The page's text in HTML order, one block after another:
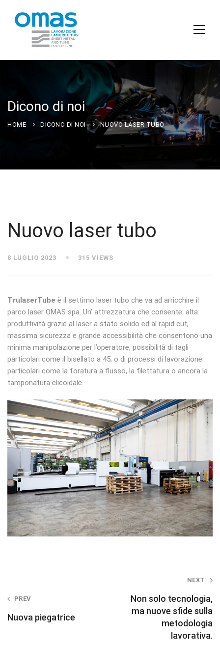
Dicono di noi
HOME DICONO DI NOI NUOVO LASER TUBO
Nuovo laser tubo
8 LUGLIO 2023 315 VIEWS
TrulaserTube è il settimo laser tubo che va ad arricchire il
parco laser OMAS spa. Un’ attrezzatura che consente: alta
produttività grazie al laser a stato solido ed al rapid cut,
massima sicurezza e grande accessibilità che consentono una
minima manipolazione per l’operatore, possibilità di tagli
particolari come il bisellato a 45, o di processi di lavorazione
particolari come la foratura a flusso, la filettatura o ancora la
tamponatura elicoidale.
navigation
PREV
Nuova piegatrice
NEXT
Non solo tecnologia,
ma nuove sfide sulla
metodologia
lavorativa.